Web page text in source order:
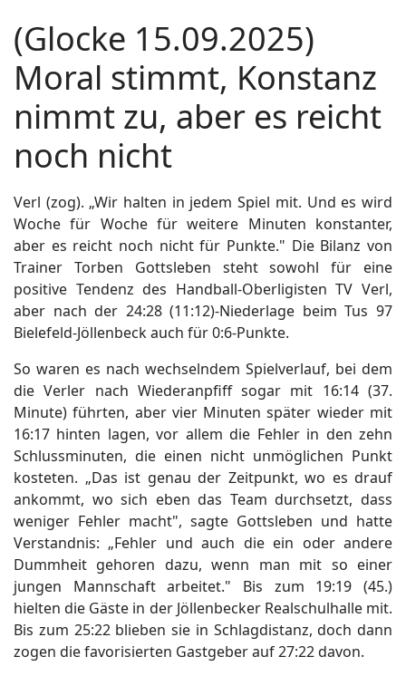
(Glocke 15.09.2025)
Moral stimmt, Konstanz
nimmt zu, aber es reicht
noch nicht
Verl (zog). „Wir halten in jedem Spiel mit. Und es wird
Woche für Woche für weitere Minuten konstanter,
aber es reicht noch nicht für Punkte." Die Bilanz von
Trainer Torben Gottsleben steht sowohl für eine
positive Tendenz des Handball-Oberligisten TV Verl,
aber nach der 24:28 (11:12)-Niederlage beim Tus 97
Bielefeld-Jöllenbeck auch für 0:6-Punkte.
So waren es nach wechselndem Spielverlauf, bei dem
die Verler nach Wiederanpfiff sogar mit 16:14 (37.
Minute) führten, aber vier Minuten später wieder mit
16:17 hinten lagen, vor allem die Fehler in den zehn
Schlussminuten, die einen nicht unmöglichen Punkt
kosteten. „Das ist genau der Zeitpunkt, wo es drauf
ankommt, wo sich eben das Team durchsetzt, dass
weniger Fehler macht", sagte Gottsleben und hatte
Verstandnis: „Fehler und auch die ein oder andere
Dummheit gehoren dazu, wenn man mit so einer
jungen Mannschaft arbeitet." Bis zum 19:19 (45.)
hielten die Gäste in der Jöllenbecker Realschulhalle mit.
Bis zum 25:22 blieben sie in Schlagdistanz, doch dann
zogen die favorisierten Gastgeber auf 27:22 davon.